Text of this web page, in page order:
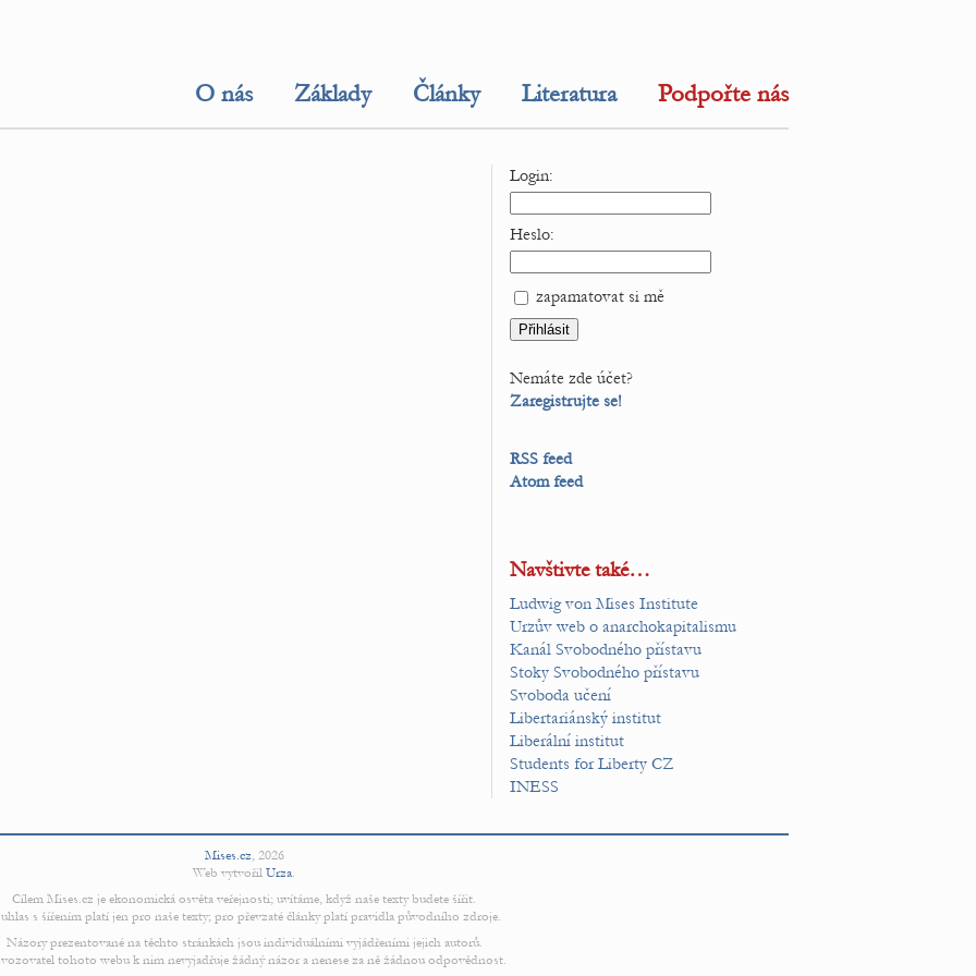
O nás Základy Články Literatura Podpořte nás
Login:
Heslo:
zapamatovat si mě
Nemáte zde účet?
Zaregistrujte se!
RSS feed
Atom feed
Navštivte také…
Ludwig von Mises Institute
Urzův web o anarchokapitalismu
Kanál Svobodného přístavu
Stoky Svobodného přístavu
Svoboda učení
Libertariánský institut
Liberální institut
Students for Liberty CZ
INESS
Mises.cz, 2026
Web vytvořil Urza.
Cílem Mises.cz je ekonomická osvěta veřejnosti; uvítáme, když naše texty budete šířit.
s šířením platí jen pro naše texty; pro převzaté články platí pravidla původního zdroje.
Názory prezentované na těchto stránkách jsou individuálními vyjádřeními jejich autorů.
tohoto webu k nim nevyjadřuje žádný názor a nenese za ně žádnou odpovědnost.